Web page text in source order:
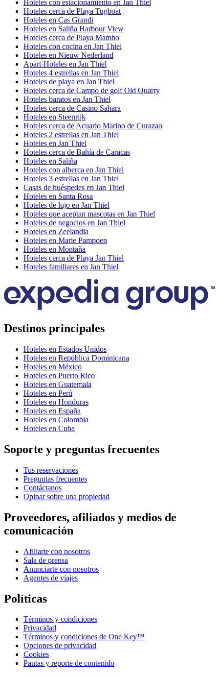
Hoteles con estacionamiento en Jan Thiel
Hoteles cerca de Playa Tugboat
Hoteles en Cas Grandi
Hoteles en Saliña Harbour View
Hoteles cerca de Playa Mambo
Hoteles con cocina en Jan Thiel
Hoteles en Nieuw Nederland
Apart-Hoteles en Jan Thiel
Hoteles 4 estrellas en Jan Thiel
Hoteles de playa en Jan Thiel
Hoteles cerca de Campo de golf Old Quarry
Hoteles baratos en Jan Thiel
Hoteles cerca de Casino Sahara
Hoteles en Steenrijk
Hoteles cerca de Acuario Marino de Curazao
Hoteles 2 estrellas en Jan Thiel
Hoteles en Jan Thiel
Hoteles cerca de Bahía de Caracas
Hoteles en Saliña
Hoteles con alberca en Jan Thiel
Hoteles 3 estrellas en Jan Thiel
Casas de huéspedes en Jan Thiel
Hoteles en Santa Rosa
Hoteles de lujo en Jan Thiel
Hoteles que aceptan mascotas en Jan Thiel
Hoteles de negocios en Jan Thiel
Hoteles en Zeelandia
Hoteles en Marie Pampoen
Hoteles en Montaña
Hoteles cerca de Playa Jan Thiel
Hoteles familiares en Jan Thiel
Destinos principales
Hoteles en Estados Unidos
Hoteles en República Dominicana
Hoteles en México
Hoteles en Puerto Rico
Hoteles en Guatemala
Hoteles en Perú
Hoteles en Honduras
Hoteles en España
Hoteles en Colombia
Hoteles en Cuba
Soporte y preguntas frecuentes
Tus reservaciones
Preguntas frecuentes
Contáctanos
Opinar sobre una propiedad
Proveedores, afiliados y medios de
comunicación
Afiliarte con nosotros
Sala de prensa
Anunciarte con nosotros
Agentes de viajes
Políticas
Términos y condiciones
Privacidad
Términos y condiciones de One Key™
Opciones de privacidad
Cookies
Pautas y reporte de contenido